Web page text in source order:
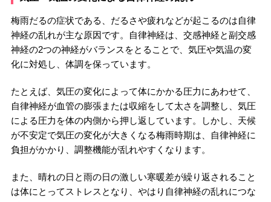
梅雨だるの症状である、だるさや疲れなどが起こるのは自律
神経の乱れが主な原因です。自律神経は、交感神経と副交感
神経の2つの神経がバランスをとることで、気圧や気温の変
化に対処し、体調を保っています。
たとえば、気圧の変化によって体にかかる圧力にあわせて、
自律神経が血管の膨張または収縮をして太さを調整し、気圧
による圧力を体の内側から押し返しています。しかし、天候
が不安定で気圧の変化が大きくなる梅雨時期は、自律神経に
負担がかかり、調整機能が乱れやすくなります。
また、晴れの日と雨の日の激しい寒暖差が繰り返されること
は体にとってストレスとなり、やはり自律神経の乱れにつな